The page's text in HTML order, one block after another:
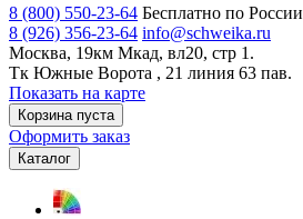
8 (800) 550-23-64 Бесплатно по России
8 (926) 356-23-64 info@schweika.ru
Москва, 19км Мкад, вл20, стр 1.
Тк Южные Ворота , 21 линия 63 пав.
Показать на карте
Корзина пуста
Оформить заказ
Каталог